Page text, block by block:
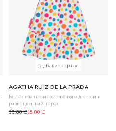
Добавить сразу
AGATHA RUIZ DE LA PRADA
Белое платье из хлопкового джерси в
разноцветный горох
30,00 £15,00 £